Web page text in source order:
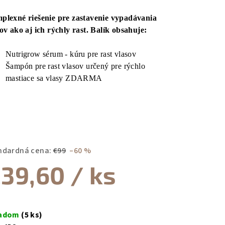
riešenie pre zastavenie vypadávania
ako aj ich rýchly rast. Balík obsahuje:
Nutrigrow sérum - kúru pre rast vlasov
Šampón pre rast vlasov určený pre rýchlo
mastiace sa vlasy ZDARMA
cena: €99 –60 %
/ ks
(5 ks)